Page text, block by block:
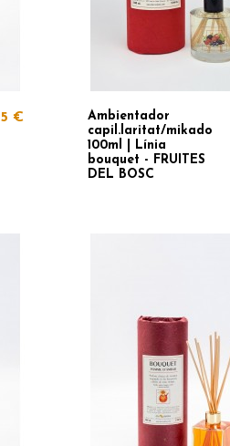
€
Ambientador
capil.laritat/mikado
100ml | Línia
bouquet - FRUITES
DEL BOSC